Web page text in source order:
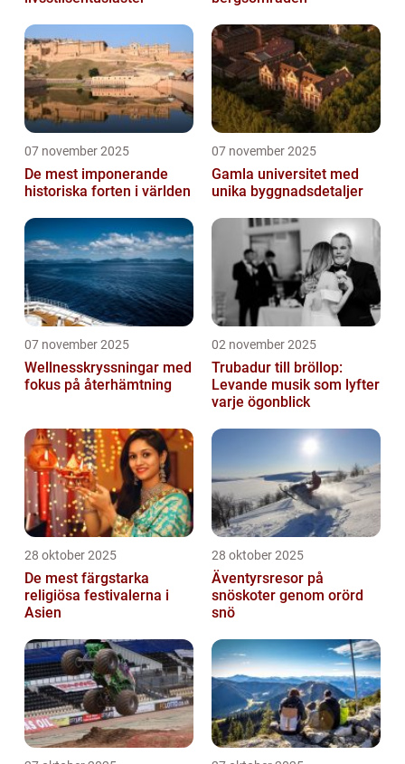
07 november 2025
De mest imponerande
historiska forten i världen
07 november 2025
Gamla universitet med
unika byggnadsdetaljer
07 november 2025
Wellnesskryssningar med
fokus på återhämtning
02 november 2025
Trubadur till bröllop:
Levande musik som lyfter
varje ögonblick
28 oktober 2025
De mest färgstarka
religiösa festivalerna i
Asien
28 oktober 2025
Äventyrsresor på
snöskoter genom orörd
snö